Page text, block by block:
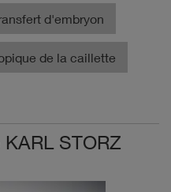
d'embryon
de la caillette
STORZ